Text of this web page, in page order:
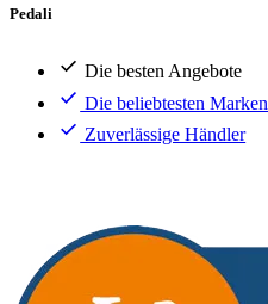
Pedali
Die besten Angebote
Die beliebtesten Marken
Zuverlässige Händler